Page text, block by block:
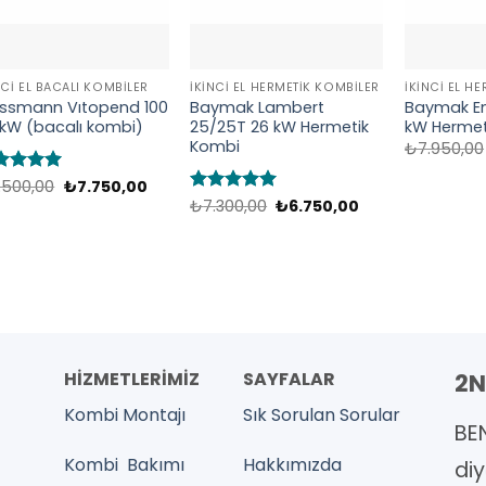
EL BACALI KOMBILER
Vıtopend 100
(bacalı kombi)
Orijinal
₺7.750,00Şu
andaki
İKINCI EL HERMETIK KOMBILER
Baymak Lambert
25/25T 26 kW Hermetik
Kombi
5 üzerinden
₺7.300,00 Orijinal
₺6.750,00
İKINCI EL
Baymak
kW
₺7.950,00
HİZMETLERİMİZ
Kombi Montajı
Kombi Bakımı
SAYFALAR
Sık Sorulan Sorular
Hakkımızda